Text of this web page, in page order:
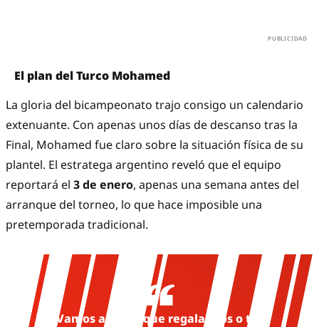
El plan del Turco Mohamed
La gloria del bicampeonato trajo consigo un calendario
extenuante. Con apenas unos días de descanso tras la
Final, Mohamed fue claro sobre la situación física de su
plantel. El estratega argentino reveló que el equipo
reportará el 3 de enero, apenas una semana antes del
arranque del torneo, lo que hace imposible una
pretemporada tradicional.
"Vamos a tener que regalar dos o tres